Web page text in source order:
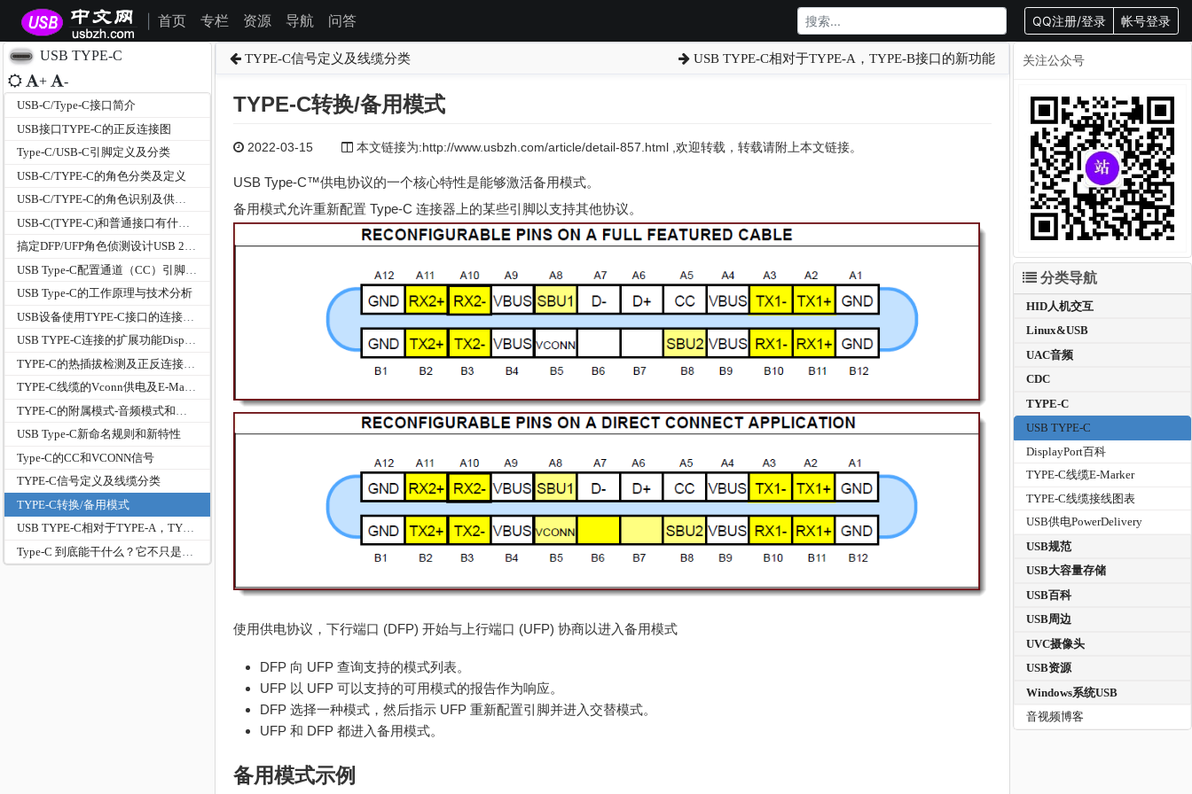
首页 专栏 资源 导航 问答 QQ注册/登录 帐号登录
USB TYPE-C
+ -
USB-C/Type-C接口简介
USB接口TYPE-C的正反连接图
Type-C/USB-C引脚定义及分类
USB-C/TYPE-C的角色分类及定义
USB-C/TYPE-C的角色识别及供电功率检测
搞定DFP/UFP角色侦测设计USB 2.0 OTG升级Type-C
USB Type-C的工作原理与技术分析
USB TYPE-C连接的扩展功能DisplayPort模式和与扩展坞
TYPE-C线缆的Vconn供电及E-Marker
USB Type-C新命名规则和新特性
Type-C的CC和VCONN信号
TYPE-C信号定义及线缆分类
TYPE-C转换/备用模式
USB TYPE-C相对于TYPE-A，TYPE-B接口的新功能
TYPE-C信号定义及线缆分类 USB TYPE-C相对于TYPE-A，TYPE-B接口的新功能
TYPE-C转换/备用模式
2022-03-15 本文链接为:http://www.usbzh.com/article/detail-857.html ,欢迎转载，转载请附上本文链接。
USB Type-C™供电协议的一个核心特性是能够激活备用模式。
备用模式允许重新配置 Type-C 连接器上的某些引脚以支持其他协议。
使用供电协议，下行端口 (DFP) 开始与上行端口 (UFP) 协商以进入备用模式
DFP 向 UFP 查询支持的模式列表。
UFP 以 UFP 可以支持的可用模式的报告作为响应。
DFP 选择一种模式，然后指示 UFP 重新配置引脚并进入交替模式。
UFP 和 DFP 都进入备用模式。
备用模式示例
关注公众号
分类导航
HID人机交互
Linux&USB
UAC音频
CDC
TYPE-C
USB TYPE-C
DisplayPort百科
TYPE-C线缆E-Marker
TYPE-C线缆接线图表
USB供电PowerDelivery
USB规范
USB大容量存储
USB百科
USB周边
UVC摄像头
USB资源
Windows系统USB
音视频博客